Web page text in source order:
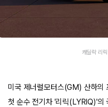
캐딜락 리
미국 제너럴모터스(GM) 산하의
첫 순수 전기차 '리릭(LYRIQ)'의